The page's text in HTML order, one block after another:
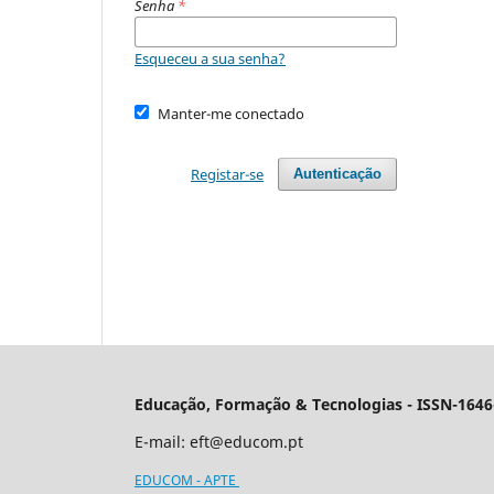
Senha *
Esqueceu a sua senha?
Manter-me conectado
Autenticação
Registar-se
Educação, Formação & Tecnologias - ISSN-
E-mail: eft@educom.pt
EDUCOM - APTE